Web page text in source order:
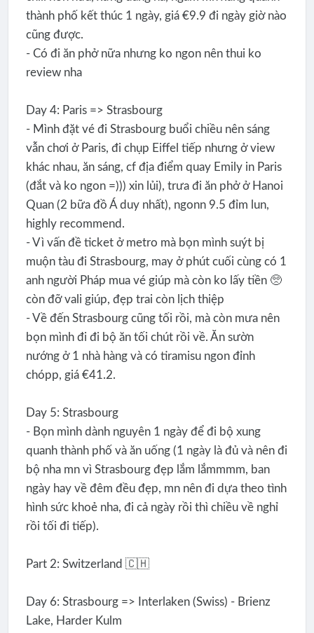
thành phố kết thúc 1 ngày, giá €9.9 đi ngày giờ nào
cũng được.
- Có đi ăn phở nữa nhưng ko ngon nên thui ko
review nha
Day 4: Paris => Strasbourg
- Mình đặt vé đi Strasbourg buổi chiều nên sáng
vẫn chơi ở Paris, đi chụp Eiffel tiếp nhưng ở view
khác nhau, ăn sáng, cf địa điểm quay Emily in Paris
(đắt và ko ngon =))) xin lủi), trưa đi ăn phở ở Hanoi
Quan (2 bữa đồ Á duy nhất), ngonn 9.5 đỉm lun,
highly recommend.
- Vì vấn đề ticket ở metro mà bọn mình suýt bị
muộn tàu đi Strasbourg, may ở phút cuối cùng có 1
anh người Pháp mua vé giúp mà còn ko lấy tiền 🥺
còn đỡ vali giúp, đẹp trai còn lịch thiệp
- Về đến Strasbourg cũng tối rồi, mà còn mưa nên
bọn mình đi đi bộ ăn tối chút rồi về. Ăn sườn
nướng ở 1 nhà hàng và có tiramisu ngon đỉnh
chópp, giá €41.2.
Day 5: Strasbourg
- Bọn mình dành nguyên 1 ngày để đi bộ xung
quanh thành phố và ăn uống (1 ngày là đủ và nên đi
bộ nha mn vì Strasbourg đẹp lắm lắmmmm, ban
ngày hay về đêm đều đẹp, mn nên đi dựa theo tình
hình sức khoẻ nha, đi cả ngày rồi thì chiều về nghỉ
rồi tối đi tiếp).
Part 2: Switzerland 🇨🇭
Day 6: Strasbourg => Interlaken (Swiss) - Brienz
Lake, Harder Kulm